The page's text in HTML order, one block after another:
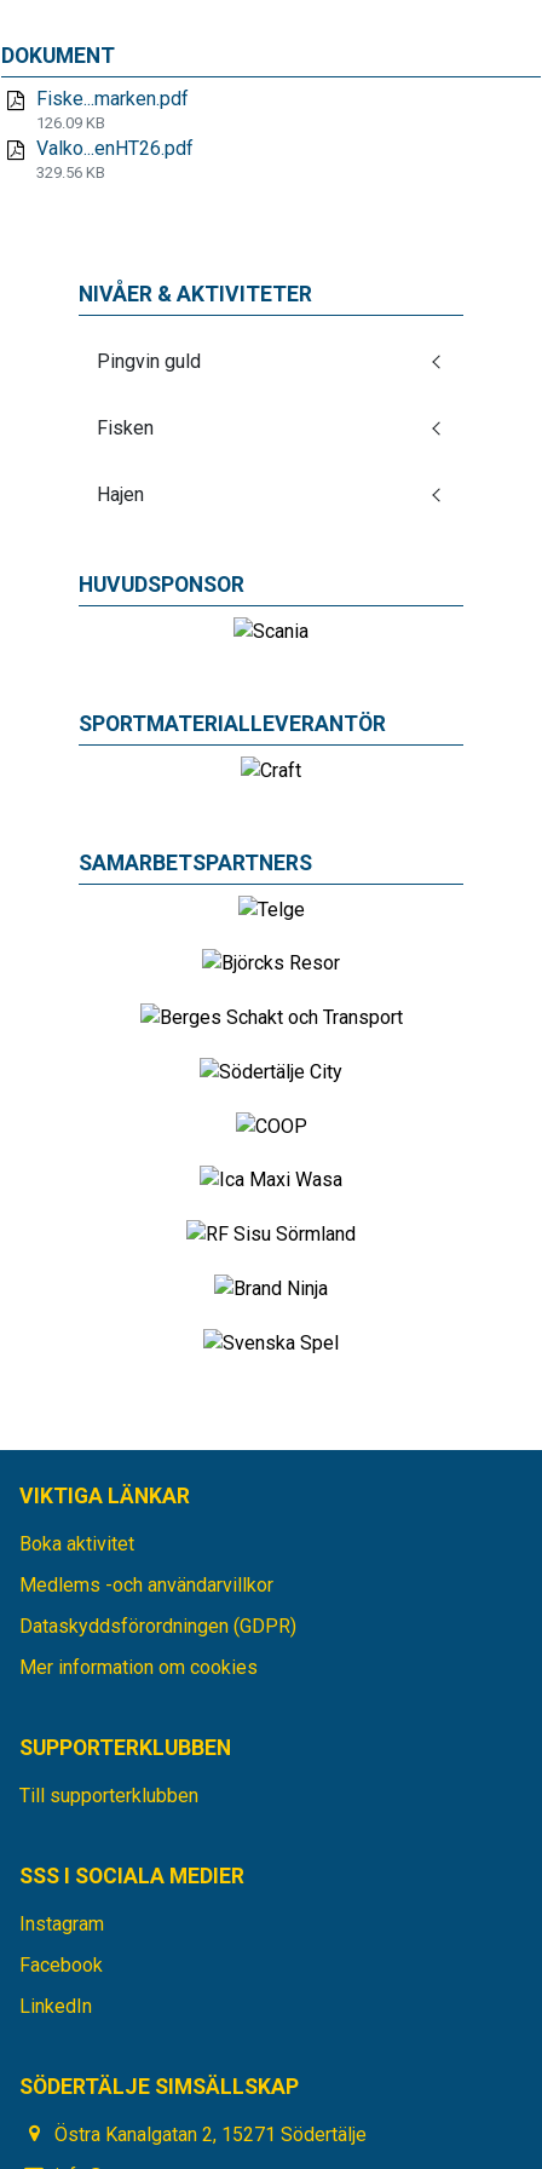
DOKUMENT
Fiske...marken.pdf
126.09 KB
Valko...enHT26.pdf
329.56 KB
NIVÅER & AKTIVITETER
Pingvin guld
Fisken
Hajen
HUVUDSPONSOR
SPORTMATERIALLEVERANTÖR
SAMARBETSPARTNERS
VIKTIGA LÄNKAR
Boka aktivitet
Medlems -och användarvillkor
Dataskyddsförordningen (GDPR)
Mer information om cookies
SUPPORTERKLUBBEN
Till supporterklubben
SSS I SOCIALA MEDIER
Instagram
Facebook
LinkedIn
SÖDERTÄLJE SIMSÄLLSKAP
Östra Kanalgatan 2, 15271 Södertälje